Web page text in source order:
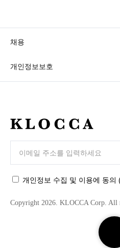
검
색
채용
개인정보보호
K
C
C
개인정보 수집 및 이용에 동의
Copyright 2026. KLOCCA Corp. All